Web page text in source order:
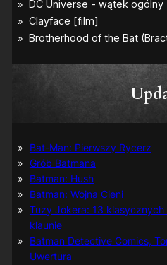
Bat-Man: Pierwszy Rycerz
Grób Batmana
Batman: Hush
Batman: Wojna Cieni
Tuzy Jokera: 13
klaunie
Batman Detective Comics,
Uwertura